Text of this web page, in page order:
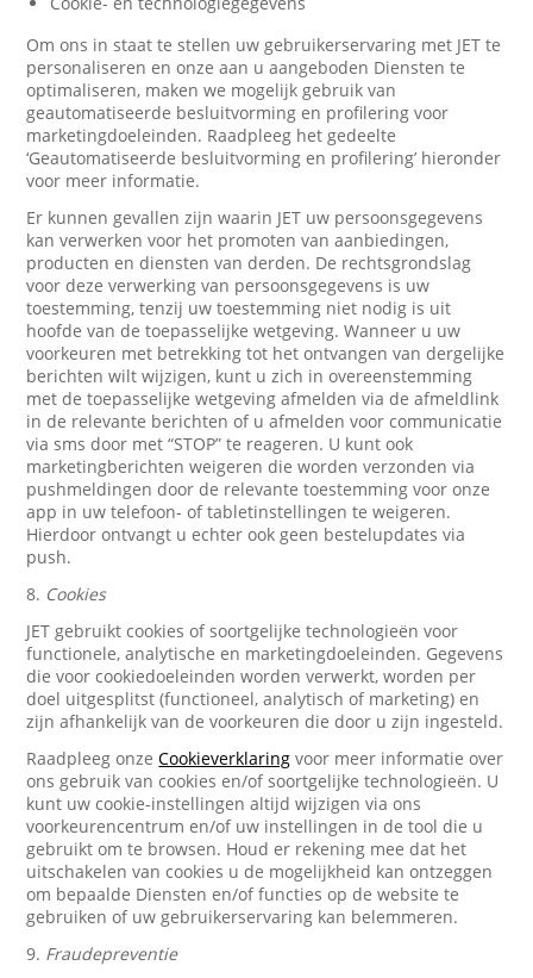
Om ons in staat te stellen uw gebruikerservaring met JET te
personaliseren en onze aan u aangeboden Diensten te
optimaliseren, maken we mogelijk gebruik van
geautomatiseerde besluitvorming en profilering voor
marketingdoeleinden. Raadpleeg het gedeelte
‘Geautomatiseerde besluitvorming en profilering’ hieronder
voor meer informatie.
Er kunnen gevallen zijn waarin JET uw persoonsgegevens
kan verwerken voor het promoten van aanbiedingen,
producten en diensten van derden. De rechtsgrondslag
voor deze verwerking van persoonsgegevens is uw
toestemming, tenzij uw toestemming niet nodig is uit
hoofde van de toepasselijke wetgeving. Wanneer u uw
voorkeuren met betrekking tot het ontvangen van dergelijke
berichten wilt wijzigen, kunt u zich in overeenstemming
met de toepasselijke wetgeving afmelden via de afmeldlink
in de relevante berichten of u afmelden voor communicatie
via sms door met “STOP” te reageren. U kunt ook
marketingberichten weigeren die worden verzonden via
pushmeldingen door de relevante toestemming voor onze
app in uw telefoon- of tabletinstellingen te weigeren.
Hierdoor ontvangt u echter ook geen bestelupdates via
push.
8. Cookies
JET gebruikt cookies of soortgelijke technologieën voor
functionele, analytische en marketingdoeleinden. Gegevens
die voor cookiedoeleinden worden verwerkt, worden per
doel uitgesplitst (functioneel, analytisch of marketing) en
zijn afhankelijk van de voorkeuren die door u zijn ingesteld.
Raadpleeg onzeCookieverklaring voor meer informatie over
ons gebruik van cookies en/of soortgelijke technologieën. U
kunt uw cookie-instellingen altijd wijzigen via ons
voorkeurencentrum en/of uw instellingen in de tool die u
gebruikt om te browsen. Houd er rekening mee dat het
uitschakelen van cookies u de mogelijkheid kan ontzeggen
om bepaalde Diensten en/of functies op de website te
gebruiken of uw gebruikerservaring kan belemmeren.
9. Fraudepreventie